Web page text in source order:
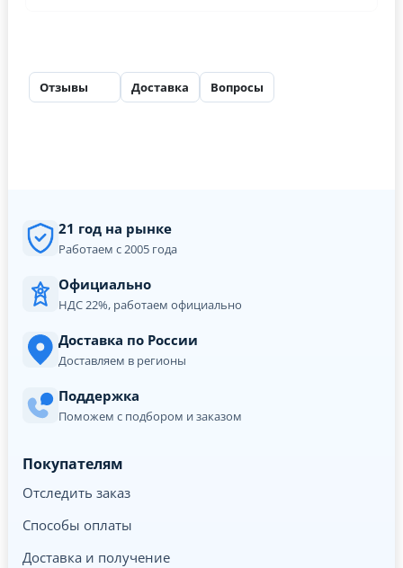
Отзывы Доставка Вопросы
21 год на рынке
Работаем с 2005 года
Официально
НДС 22%, работаем официально
Доставка по России
Доставляем в регионы
Поддержка
Поможем с подбором и заказом
Покупателям
Отследить заказ
Способы оплаты
Доставка и получение